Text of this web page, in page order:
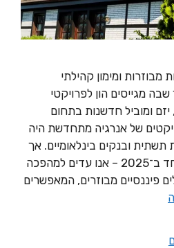
מבוזרות ומימון קהילתי
מגייסים הון לפרויקטי
ומוביל חדשנות בתחום
של אנרגיה מתחדשת היה
ובנקים בינלאומיים. אך
בשנים האחרונות – ובמיוחד ב־2025 – אנו עדים למהפכה
פיננסיים מבוזרים, המאפשרים